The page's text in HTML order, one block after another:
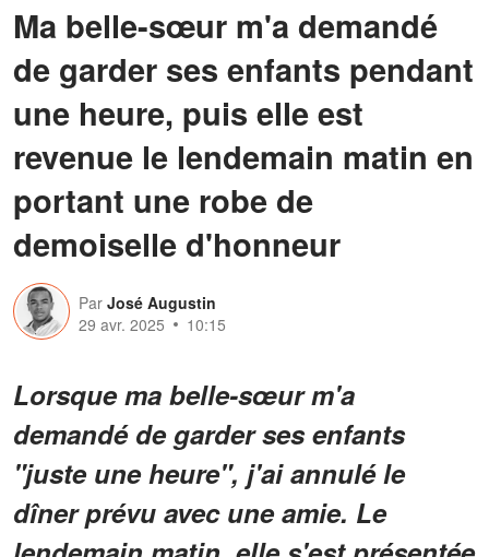
Ma belle-sœur m'a demandé
de garder ses enfants pendant
une heure, puis elle est
revenue le lendemain matin en
portant une robe de
demoiselle d'honneur
Par José Augustin
29 avr. 2025
10:15
Lorsque ma belle-sœur m'a
demandé de garder ses enfants
"juste une heure", j'ai annulé le
dîner prévu avec une amie. Le